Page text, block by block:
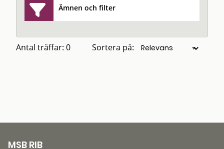
Ämnen och filter
Antal träffar: 0 Sortera på:
MSB RIB